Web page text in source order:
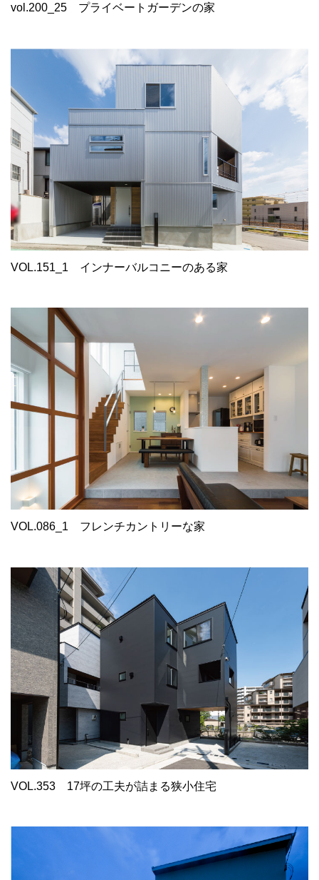
vol.200_25 プライベートガーデンの家
VOL.151_1 インナーバルコニーのある家
VOL.086_1 フレンチカントリーな家
VOL.353 17坪の工夫が詰まる狭小住宅